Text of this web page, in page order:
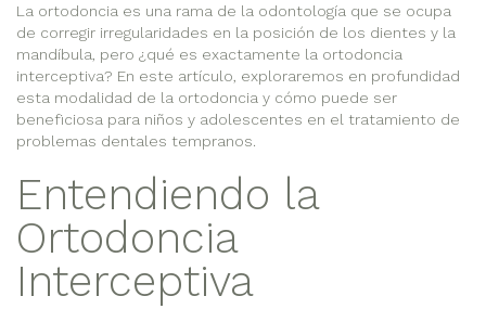
La ortodoncia es una rama de la odontología que se ocupa
de corregir irregularidades en la posición de los dientes y la
mandíbula, pero ¿qué es exactamente la ortodoncia
interceptiva? En este artículo, exploraremos en profundidad
esta modalidad de la ortodoncia y cómo puede ser
beneficiosa para niños y adolescentes en el tratamiento de
problemas dentales tempranos.
Entendiendo la
Ortodoncia
Interceptiva